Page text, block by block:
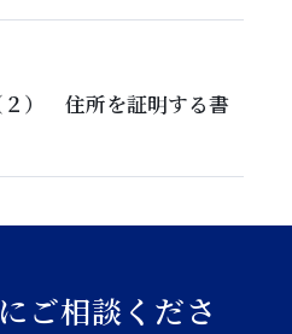
２） 住所を証明する書
ご相談くださ